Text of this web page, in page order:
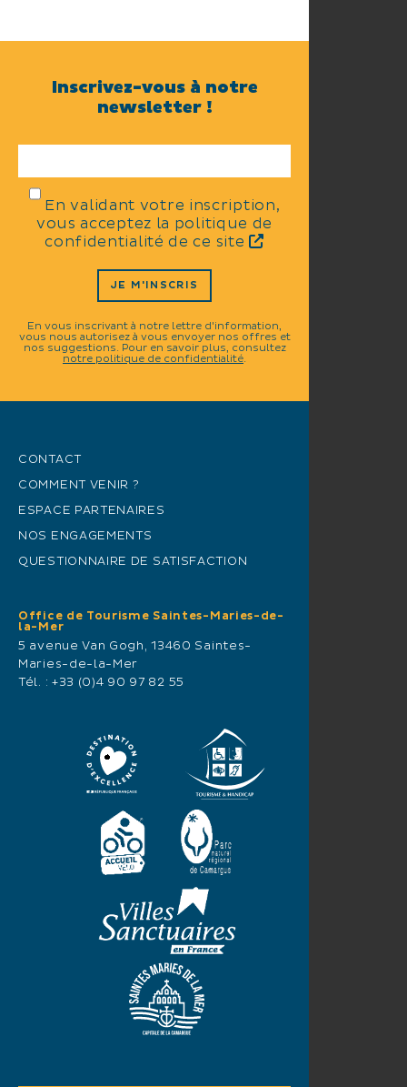
Inscrivez-vous à notre
newsletter !
En validant votre inscription,
vous acceptez la politique de
confidentialité de ce site
JE M'INSCRIS
En vous inscrivant à notre lettre d'information,
vous nous autorisez à vous envoyer nos offres et
nos suggestions. Pour en savoir plus, consultez
notre politique de confidentialité.
CONTACT
COMMENT VENIR ?
ESPACE PARTENAIRES
NOS ENGAGEMENTS
QUESTIONNAIRE DE SATISFACTION
Office de Tourisme Saintes-Maries-de-
la-Mer
5 avenue Van Gogh, 13460 Saintes-
Maries-de-la-Mer
Tél. : +33 (0)4 90 97 82 55